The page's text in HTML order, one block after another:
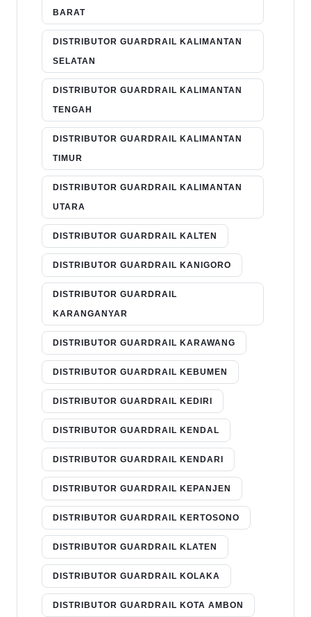
BARAT
DISTRIBUTOR GUARDRAIL KALIMANTAN
SELATAN
DISTRIBUTOR GUARDRAIL KALIMANTAN
TENGAH
DISTRIBUTOR GUARDRAIL KALIMANTAN
TIMUR
DISTRIBUTOR GUARDRAIL KALIMANTAN
UTARA
DISTRIBUTOR GUARDRAIL KALTEN
DISTRIBUTOR GUARDRAIL KANIGORO
DISTRIBUTOR GUARDRAIL
KARANGANYAR
DISTRIBUTOR GUARDRAIL KARAWANG
DISTRIBUTOR GUARDRAIL KEBUMEN
DISTRIBUTOR GUARDRAIL KEDIRI
DISTRIBUTOR GUARDRAIL KENDAL
DISTRIBUTOR GUARDRAIL KENDARI
DISTRIBUTOR GUARDRAIL KEPANJEN
DISTRIBUTOR GUARDRAIL KERTOSONO
DISTRIBUTOR GUARDRAIL KLATEN
DISTRIBUTOR GUARDRAIL KOLAKA
DISTRIBUTOR GUARDRAIL KOTA AMBON